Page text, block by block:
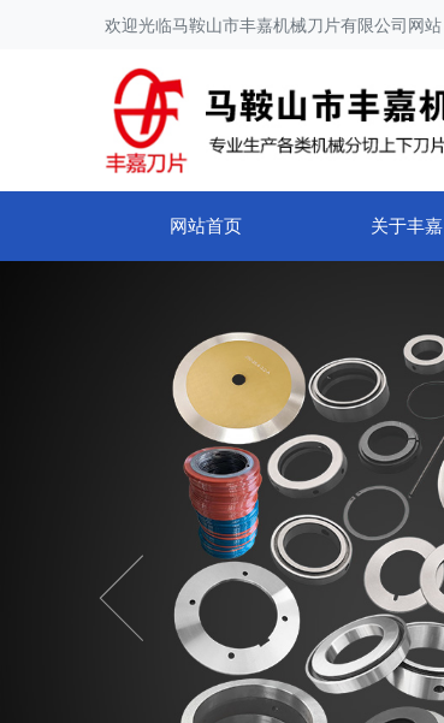
欢迎光临马鞍山市丰嘉机械刀片有限公司网站
网站首页 关于丰嘉
Previous